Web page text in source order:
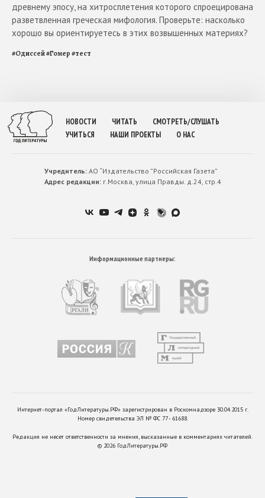
древнему эпосу, на хитросплетения которого спроецирована
разветвленная греческая мифология. Проверьте: насколько
хорошо вы ориентируетесь в этих возвышенных материях?
#Одиссей#Гомер#тест
НОВОСТИ ЧИТАТЬ
СМОТРЕТЬ/СЛУШАТЬ
УЧИТЬСЯ
НАШИ ПРОЕКТЫ О НАС
Учредитель:АО “Издательство ”Российская Газета”
Адрес редакции:г.Москва, улица Правды. д.24, стр.4
Информационные партнеры:
Интернет-портал «ГодЛитературы.РФ» зарегистрирован в Роскомнадзоре 30.04.2015 г.
Номер свидетельства ЭЛ № ФС 77 - 61688.
Редакция не несет ответственности за мнения, высказанные в комментариях читателей.
© 2026 ГодЛитературы.РФ